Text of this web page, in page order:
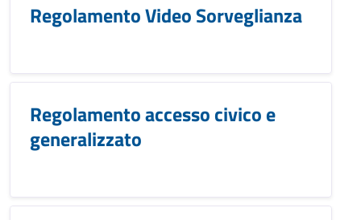
Regolamento Video Sorveglianza
Regolamento accesso civico e
generalizzato